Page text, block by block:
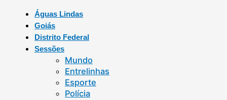
Águas Lindas
Goiás
Distrito Federal
Sessões
Mundo
Entrelinhas
Esporte
Polícia